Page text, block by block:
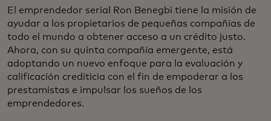
El emprendedor serial Ron Benegbi tiene la misión de
ayudar a los propietarios de pequeñas compañías de
todo el mundo a obtener acceso a un crédito justo.
Ahora, con su quinta compañía emergente, está
adoptando un nuevo enfoque para la evaluación y
calificación crediticia con el fin de empoderar a los
prestamistas e impulsar los sueños de los
emprendedores.